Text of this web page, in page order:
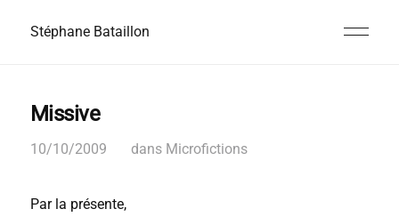
Stéphane Bataillon
Missive
10/10/2009 dans Microfictions
Par la présente,